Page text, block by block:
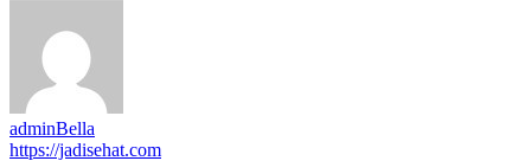
adminBella
https://jadisehat.com